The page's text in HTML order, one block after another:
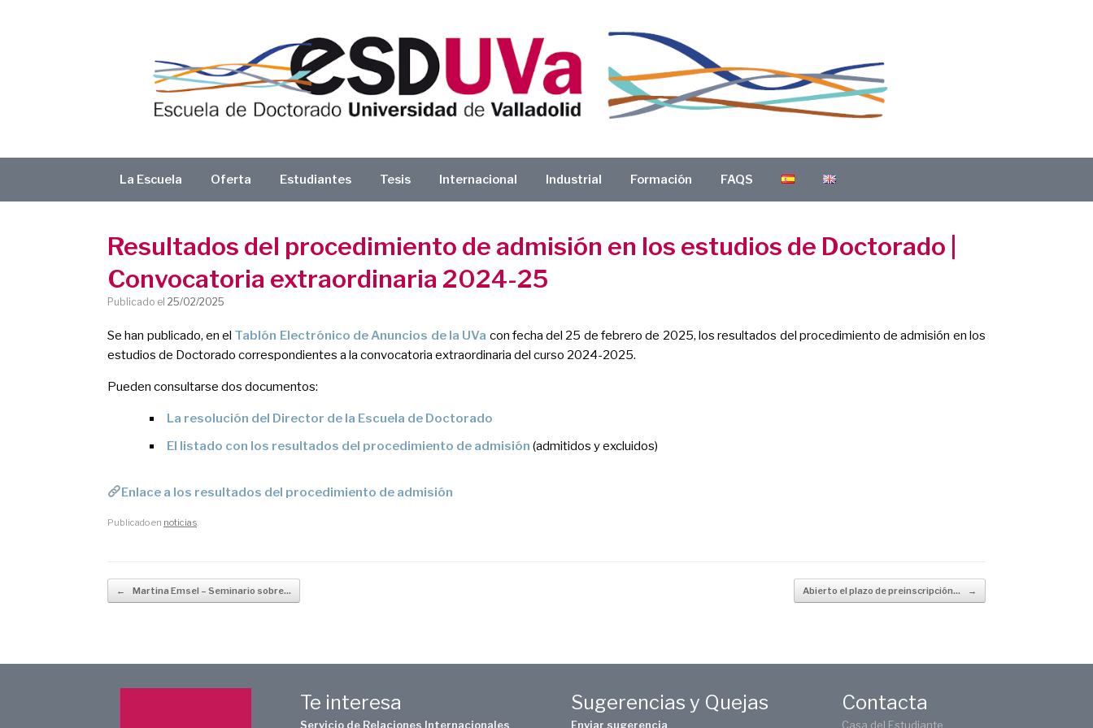
La Escuela Oferta Estudiantes Tesis Internacional Industrial Formación FAQS
Resultados del procedimiento de admisión en los estudios de Doctorado |
Convocatoria extraordinaria 2024-25
Publicado el 25/02/2025
Se han publicado, en el Tablón Electrónico de Anuncios de la UVa con fecha del 25 de febrero de 2025, los resultados del procedimiento de admisión en los
estudios de Doctorado correspondientes a la convocatoria extraordinaria del curso 2024-2025.
Pueden consultarse dos documentos:
La resolución del Director de la Escuela de Doctorado
El listado con los resultados del procedimiento de admisión (admitidos y excluidos)
Enlace a los resultados del procedimiento de admisión
Publicado en noticias
Navegador de artículos
← Martina Emsel – Seminario sobre… Abierto el plazo de preinscripción… →
Te interesa
Servicio de Relaciones Internacionales
Sugerencias y Quejas
Enviar sugerencia
Contacta
Casa del Estudiante